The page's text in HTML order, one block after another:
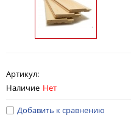
Артикул:
Наличие Нет
Добавить к сравнению